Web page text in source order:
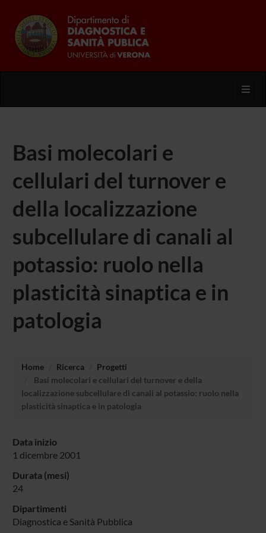
Basi molecolari e
cellulari del turnover e
della localizzazione
subcellulare di canali al
potassio: ruolo nella
plasticità sinaptica e in
patologia
Home Ricerca
Progetti
Basi molecolari e cellulari del turnover e della
localizzazione subcellulare di canali al potassio: ruolo nella
plasticità sinaptica e in patologia
Data inizio
1 dicembre 2001
Durata (mesi)
24
Dipartimenti
Diagnostica e Sanità Pubblica